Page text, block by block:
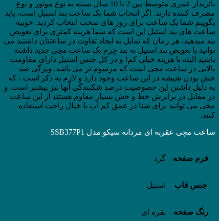
باتریدار عمری متوسط بین 2 تا 10 سال بسته به نوع موتور و نوع
مصرف کننده دارند. اگر انتخاب شما یک ساعت بند استیل است، باید
بگوییم شما یک ساعت برای روز های سخت انتخاب کردید. خوبیه
ساعت های بند استیل این است که شما هزینه کمتری برای تعویض
بند میدهید، هر زمان که تمایل به ایجاد تفاوت در ساعتتان داشتید می
توانید با تعویض بند استیل به بند چرم یک ساعت مچی جدید داشته
باشید البته با هزینه خیلی کم! و در کل جنس استیل دارای مقاومت
بالایی در ساعت مچی است که مرسوم تر می باشد. ویژگی ضد
خش بودن شیشه در این ساعت وجود دارد و لازم به ذکر است ، که
به دلیل داشتن این خصوصیت درصد شکنندگی آنها نیز بیشتر است. و
در مقابل در برابرش خط و خش بسیار مقاوم هستند از این ساعت
مچی می توانید برای شنا در عمق کم آب با خیال راحت استفاده
کنید.
ساعت مچی عقربه ای مردانه سیکو مدل SSB377P1
فرم صفحه گرد
جنس قاب استیل
رنگ صفحه نقره ای